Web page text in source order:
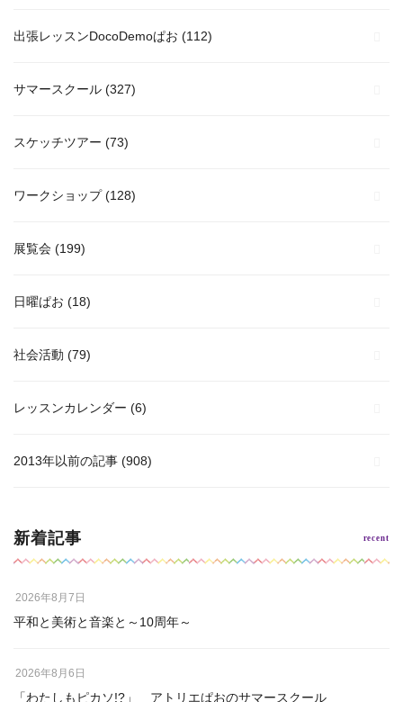
出張レッスンDocoDemoぱお (112)
サマースクール (327)
スケッチツアー (73)
ワークショップ(128)
展覧会 (199)
日曜ぱお (18)
社会活動 (79)
レッスンカレンダー (6)
2013年以前の記事 (908)
新着記事
平和と美術と音楽と～10周年～
2026年8月7日
「わたしもピカソ!?」 アトリエぱおのサマースクール
2026年8月6日